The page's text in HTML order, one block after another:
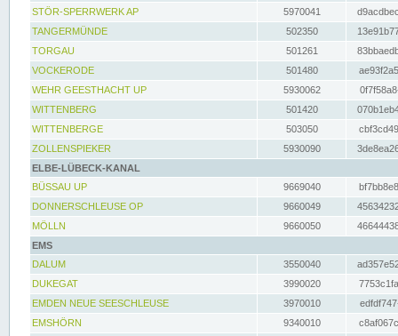
STÖR-SPERRWERK AP 5970041
TANGERMÜNDE
502350
TORGAU
501261
VOCKERODE
501480
WEHR GEESTHACHT UP
5930062
WITTENBERG
501420
WITTENBERGE
503050
ZOLLENSPIEKER
5930090
ELBE-LÜBECK-KANAL
BÜSSAU UP
9669040
DONNERSCHLEUSE OP
9660049
MÖLLN
9660050
EMS
DALUM
3550040
DUKEGAT
3990020
EMDEN NEUE SEESCHLEUSE
3970010
EMSHÖRN
9340010